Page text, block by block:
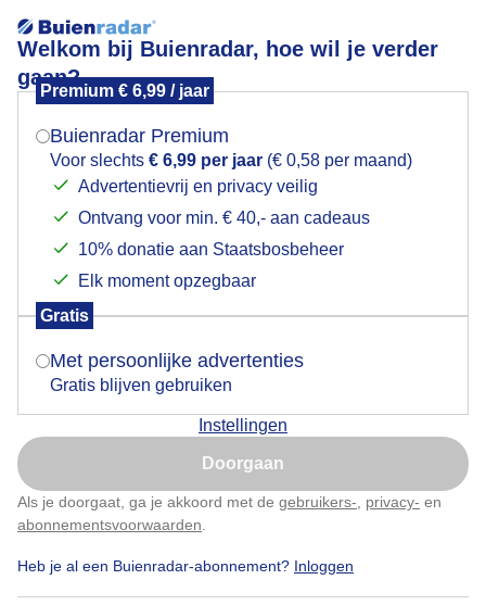
Welkom bij Buienradar, hoe wil je verder
gaan?
Premium € 6,99 / jaar
Buienradar Premium
Voor slechts € 6,99 per jaar (€ 0,58 per maand)
Advertentievrij en privacy veilig
Ontvang voor min. € 40,- aan cadeaus
10% donatie aan Staatsbosbeheer
Elk moment opzegbaar
Gratis
Met persoonlijke advertenties
Gratis blijven gebruiken
Instellingen
Doorgaan
Als je doorgaat, ga je akkoord met de gebruikers- privacy- en
abonnementsvoorwaarden
Heb je al een Buienradar-abonnement? Inloggen
Een dubbele regenboog vanavond bij De Knipe
Door: Albert Thibaudier Gemaakt: 09-06-2026, 67x bekeken
Mogen we je locatie gebruiken voor het
Indien je hier nog geen akkoord op hebt gegeven,
verschijnt er zo een pop-up uit je browser waarin
Is goed, toon de popup
Nu niet, misschien later
Klik hierom dit aan te passen